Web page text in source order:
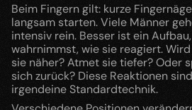
Beim Fingern gilt: kurze
langsam starten. Viele Männer
intensiv rein. Besser ist ein
wahrnimmst, wie sie reagiert.
sie näher? Atmet sie tiefer? Oder
sich zurück? Diese Reaktionen
irgendeine Standardtechnik.